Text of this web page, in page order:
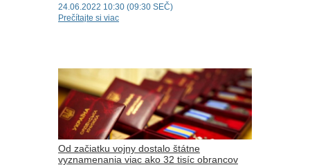
24.06.2022 10:30 (09:30 SEČ)
Prečítajte si viac
Od začiatku vojny dostalo štátne
vyznamenania viac ako 32 tisíc obrancov